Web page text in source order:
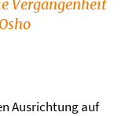
Vergangenheit
Ausrichtung auf